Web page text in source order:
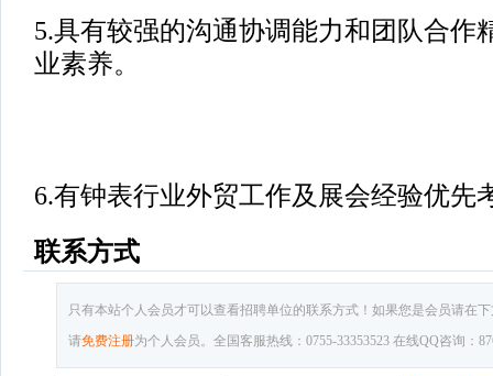
5.具有较强的沟通协调能力和团队合作
业素养。
6.有钟表行业外贸工作及展会经验优先
联系方式
只有本站个人会员才可以查看招聘单位的联系方式！如果您是会员请在
请免费注册为个人会员。全国客服热线：0755-33353523 在线QQ咨询：